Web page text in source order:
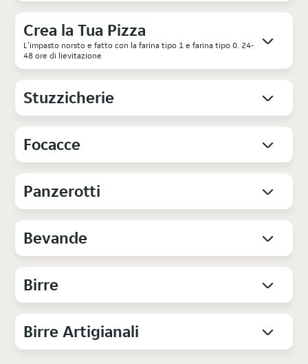
Crea la Tua Pizza
L'impasto norsto e fatto con la farina tipo 1 e farina tipo 0. 24-
48 ore di lievitazione
Stuzzicherie
Focacce
Panzerotti
Bevande
Birre
Birre Artigianali